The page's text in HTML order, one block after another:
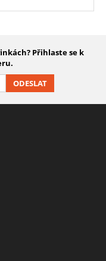
Přihlaste se k
ODESLAT